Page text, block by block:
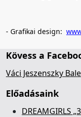
- Grafikai design:
Kövess a
Váci Jeszenszky
Előadásaink
DREAMGIRLS